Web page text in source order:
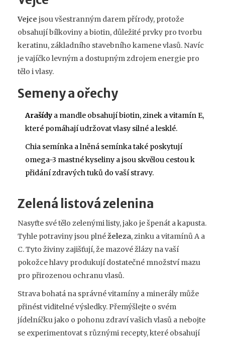
Vejce jsou všestranným darem přírody, protože
obsahují bílkoviny a biotin, důležité prvky pro tvorbu
keratinu, základního stavebního kamene vlasů. Navíc
je vajíčko levným a dostupným zdrojem energie pro
tělo i vlasy.
Semeny a ořechy
Arašídy a mandle obsahují biotin, zinek a vitamín E,
které pomáhají udržovat vlasy silné a lesklé.
Chia semínka a lněná semínka také poskytují
omega-3 mastné kyseliny a jsou skvělou cestou k
přidání zdravých tuků do vaší stravy.
Zelená listová zelenina
Nasyťte své tělo zelenými listy, jako je špenát a kapusta.
Tyhle potraviny jsou plnéželeza, zinku a vitamínů A a
C. Tyto živiny zajišťují, že mazové žlázy na vaší
pokožce hlavy produkují dostatečné množství mazu
pro přirozenou ochranu vlasů.
Strava bohatá na správné vitamíny a minerály může
přinést viditelné výsledky. Přemýšlejte o svém
jídelníčku jako o pohonu zdraví vašich vlasů a nebojte
se experimentovat s různými recepty, které obsahují